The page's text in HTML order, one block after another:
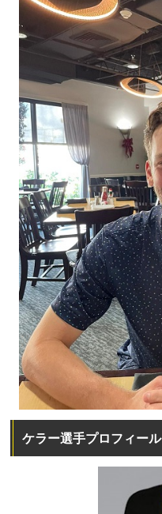
ケラー選手プロフィール